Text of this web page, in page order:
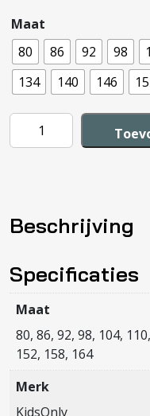
Maat
80
86 92 98
134
140 146
KidsOnly
JUICY
DNM
NOOS
aantal
Beschrijving
Specificaties
Maat
80, 86, 92, 98, 104,
152, 158, 164
Merk
KidsOnly